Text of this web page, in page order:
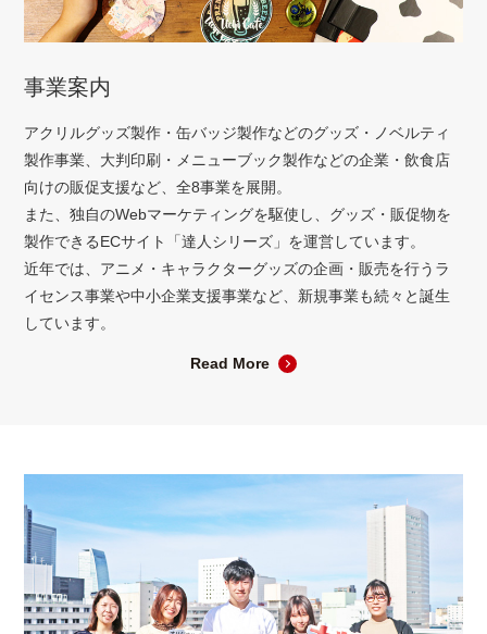
事業案内
アクリルグッズ製作・缶バッジ製作などのグッズ・ノベルティ
製作事業、大判印刷・メニューブック製作などの企業・飲食店
向けの販促支援など、全8事業を展開。
また、独自のWebマーケティングを駆使し、グッズ・販促物を
製作できるECサイト「達人シリーズ」を運営しています。
近年では、アニメ・キャラクターグッズの企画・販売を行うラ
イセンス事業や中小企業支援事業など、新規事業も続々と誕生
しています。
Read More